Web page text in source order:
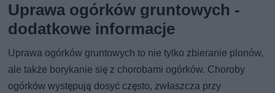
Uprawa ogórków gruntowych -
dodatkowe informacje
Uprawa ogórków gruntowych to nie tylko zbieranie plonów,
ale także borykanie się z chorobami ogórków. Choroby
ogórków występują dosyć często, zwłaszcza przy